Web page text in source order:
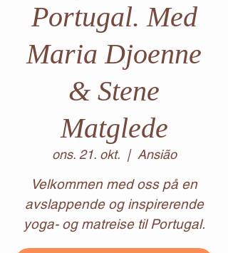
Portugal. Med
Maria Djoenne
& Stene
Matglede
ons. 21. okt.
  |
Ansião
Velkommen med oss på en
avslappende og inspirerende
yoga- og matreise til Portugal.